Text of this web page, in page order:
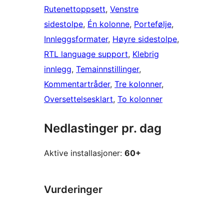
Rutenettoppsett, Venstre
sidestolpe, Én kolonne, Portefølje
Innleggsformater, Høyre sidestolpe
RTL language support, Klebrig
innlegg, Temainnstillinger
Kommentartråder, Tre kolonner
Oversettelsesklart, To kolonner
Nedlastinger pr. dag
Aktive installasjoner: 60+
Vurderinger